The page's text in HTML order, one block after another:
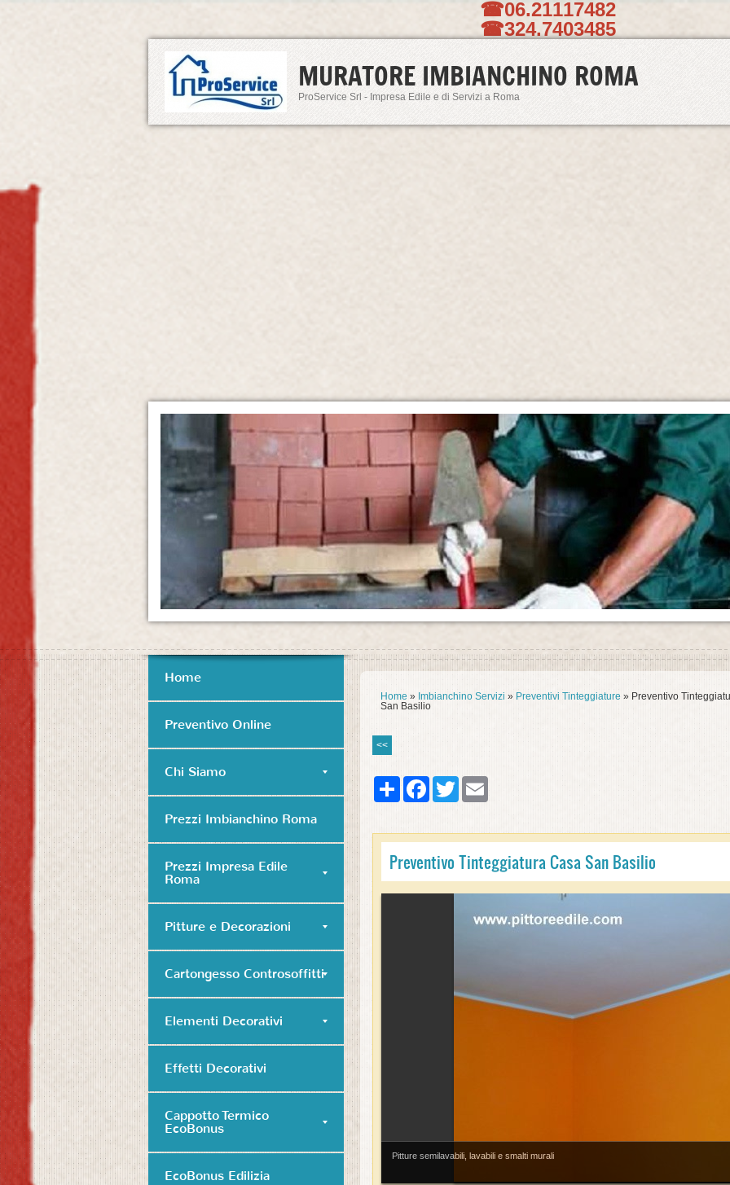
☎06.21117482
☎324.7403485
MURATORE IMBIANCHINO ROMA
ProService Srl - Impresa Edile e di Servizi a Roma
Home » Imbianchino Servizi » Preventivi Tinteggiature » Preventivo
San Basilio
<<
Share FacebookTwitter
Preventivo Tinteggiatura Casa San Basilio
Pitture semilavabili, lavabili e smalti murali
Home
Preventivo Online
Chi Siamo
Prezzi Imbianchino Roma
Prezzi Impresa Edile
Roma
Pitture e Decorazioni
Cartongesso Controsoffitti
Elementi Decorativi
Effetti Decorativi
Cappotto Termico
EcoBonus
EcoBonus Edilizia